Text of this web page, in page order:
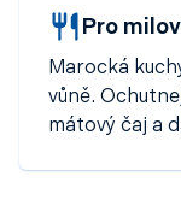
Pro
Marocká
vůně.
mátový čaj a